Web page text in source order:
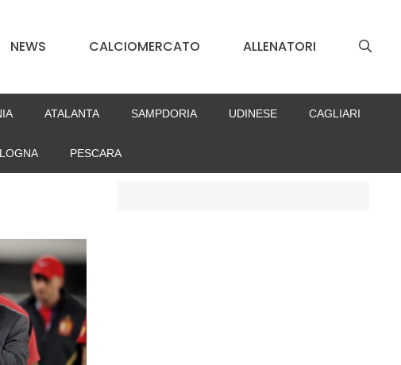
NEWS CALCIOMERCATO ALLENATORI
ATALANTA SAMPDORIA UDINESE CAGLIARI
PESCARA